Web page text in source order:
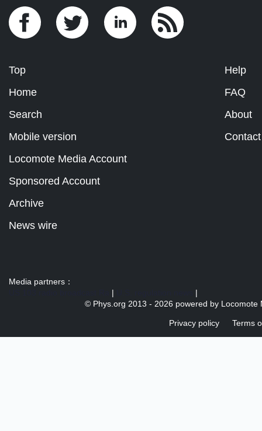
Top
Home
Search
Mobile version
Help
FAQ
About
Contact
Locomote Media Account
Sponsored Account
Archive
News wire
Media partners：
|
|
© Phys.org 2013 - 2026 powered by Locomote
Privacy policy Terms